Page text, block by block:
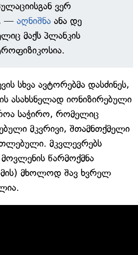
ვერ
— აღნიშნა ანა დე
მაქს პლანკის
სხვა ავტორებმა დასძინეს,
ასახსნელად იონიზირებული
საჭირო, რომელიც
მკვრივი, შთამნთქმელი
მკვლევრებს
წარმოქმნა
მხოლოდ შავ ხვრელ